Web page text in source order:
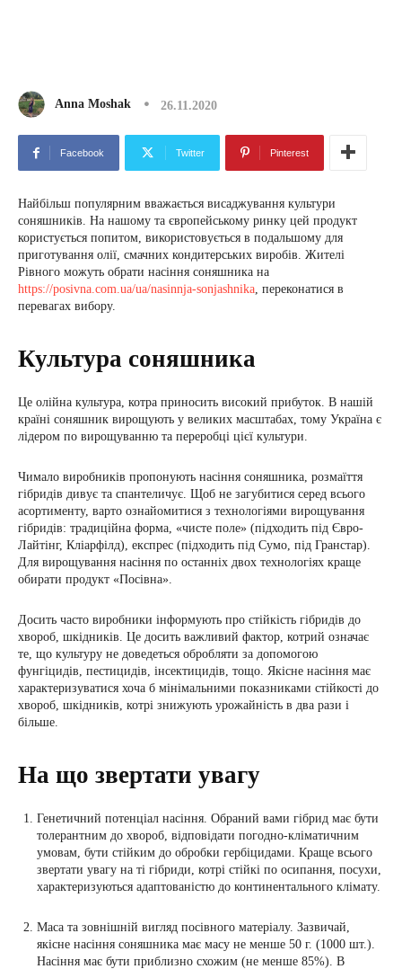
Anna Moshak 26.11.2020
Facebook Twitter Pinterest
Найбільш популярним вважається висаджування культури
соняшників. На нашому та європейському ринку цей продукт
користується попитом, використовується в подальшому для
приготування олії, смачних кондитерських виробів. Жителі
Рівного можуть обрати насіння соняшника на
https://posivna.com.ua/ua/nasinnja-sonjashnika, переконатися в
перевагах вибору.
Культура соняшника
Це олійна культура, котра приносить високий прибуток. В нашій
країні соняшник вирощують у великих масштабах, тому Україна є
лідером по вирощуванню та переробці цієї культури.
Чимало виробників пропонують насіння соняшника, розмаїття
гібридів дивує та спантеличує. Щоб не загубитися серед всього
асортименту, варто ознайомитися з технологіями вирощування
гібридів: традиційна форма, «чисте поле» (підходить під Євро-
Лайтінг, Кліарфілд), експрес (підходить під Сумо, під Гранстар).
Для вирощування насіння по останніх двох технологіях краще
обирати продукт «Посівна».
Досить часто виробники інформують про стійкість гібридів до
хвороб, шкідників. Це досить важливий фактор, котрий означає
те, що культуру не доведеться обробляти за допомогою
фунгіцидів, пестицидів, інсектицидів, тощо. Якісне насіння має
характеризуватися хоча б мінімальними показниками стійкості до
хвороб, шкідників, котрі знижують урожайність в два рази і
більше.
На що звертати увагу
Генетичний потенціал насіння. Обраний вами гібрид має бути
толерантним до хвороб, відповідати погодно-кліматичним
умовам, бути стійким до обробки гербіцидами. Краще всього
звертати увагу на ті гібриди, котрі стійкі по осипання, посухи,
характеризуються адаптованістю до континентального клімату.
Маса та зовнішній вигляд посівного матеріалу. Зазвичай,
якісне насіння соняшника має масу не менше 50 г. (1000 шт.).
Насіння має бути приблизно схожим (не менше 85%). В